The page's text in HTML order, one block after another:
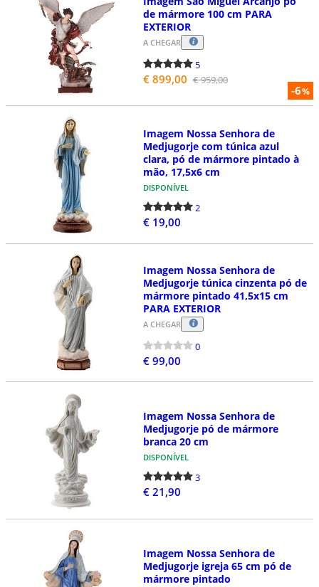
-6%
de mármore 100 cm PARA
EXTERIOR
A CHEGAR
5
€ 899,00 € 959,00
Imagem Nossa Senhora de
Medjugorje com túnica azul
clara, pó de mármore pintado à
mão, 17,5x6 cm
DISPONÍVEL
2
€ 19,00
Imagem Nossa Senhora de
Medjugorje túnica cinzenta pó de
mármore pintado 41,5x15 cm
PARA EXTERIOR
A CHEGAR
0
€ 99,00
Imagem Nossa Senhora de
Medjugorje pó de mármore
branca 20 cm
DISPONÍVEL
3
€ 21,90
Imagem Nossa Senhora de
Medjugorje igreja 65 cm pó de
mármore pintado